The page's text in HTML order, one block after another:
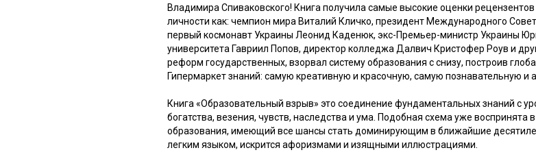
Владимира Спиваковского! Книга получила самые высокие оценки
личности как: чемпион мира Виталий Кличко, президент Международного
первый космонавт Украины Леонид Каденюк, экс-Премьер-министр Украины
университета Гавриил Попов, директор колледжа Далвич Кристофер Роув и
реформ государственных, взорвал систему образования с снизу, построив
Гипермаркет знаний: самую креативную и красочную, самую познавательную и
Книга «Образовательный взрыв» это соединение фундаментальных знаний с
богатства, везения, чувств, наследства и ума. Подобная схема уже
образования, имеющий все шансы стать доминирующим в ближайшие
легким языком, искрится афоризмами и изящными иллюстрациями.